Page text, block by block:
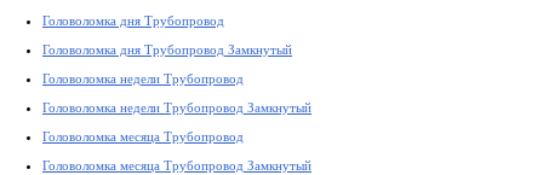
Головоломка дня Трубопровод
Головоломка дня Трубопровод Замкнутый
Головоломка недели Трубопровод
Головоломка недели Трубопровод Замкнутый
Головоломка месяца Трубопровод
Головоломка месяца Трубопровод Замкнутый